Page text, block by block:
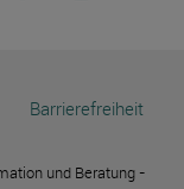
Barrierefreiheit
und Beratung -